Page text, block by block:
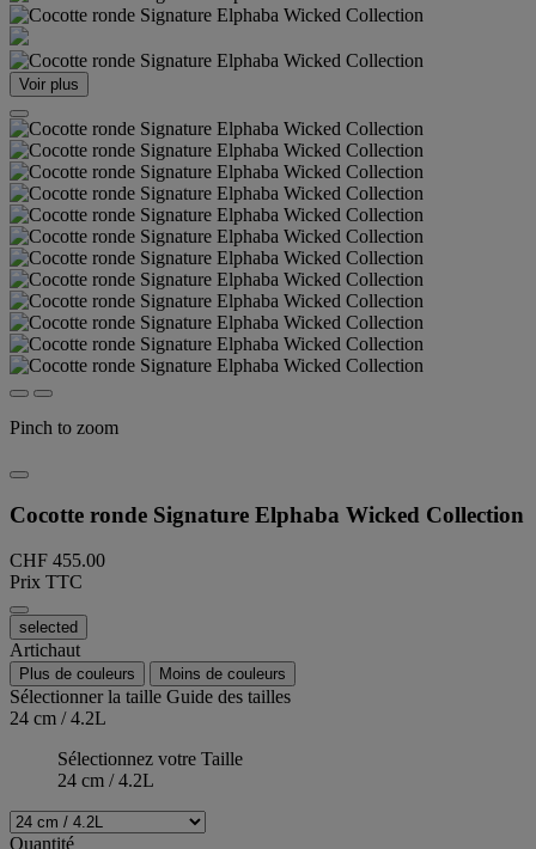
Voir plus
Pinch to zoom
Cocotte ronde Signature Elphaba Wicked Collection
CHF 455.00
Prix TTC
selected
Artichaut
Plus de couleurs Moins de couleurs
Sélectionner la taille Guide des tailles
24 cm / 4.2L
Sélectionnez votre Taille
24 cm / 4.2L
Quantité